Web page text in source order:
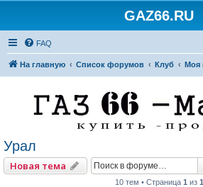
GAZ66.RU
FAQ
На главную Список форумов Клуб Моя
Урал
Новая тема
10 тем • Страница 1 из 1